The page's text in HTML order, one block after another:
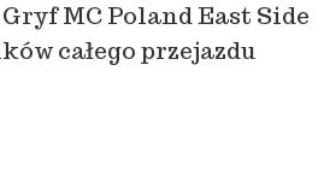
MC Poland East Side
całego przejazdu